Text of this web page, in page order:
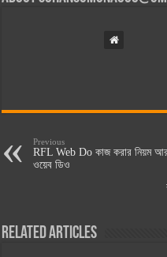
Previous
RFL Web Do কাজ করার নিয়ম
ওয়েব ডিও
Related Articles